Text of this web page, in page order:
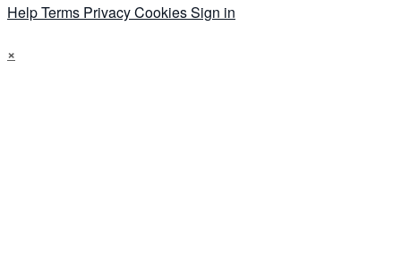
HelpTerms PrivacyCookiesSign in
×